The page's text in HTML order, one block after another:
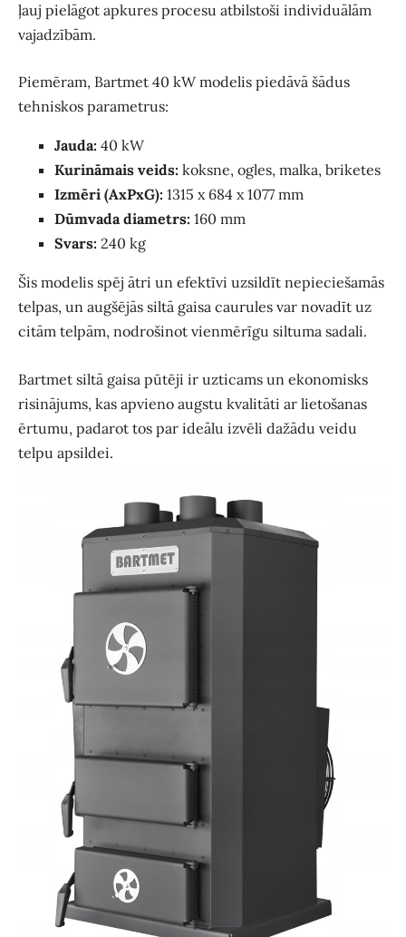
ļauj pielāgot apkures procesu atbilstoši individuālām
vajadzībām.
Piemēram, Bartmet 40 kW modelis piedāvā šādus
tehniskos parametrus:
Jauda: 40 kW
Kurināmais veids: koksne, ogles, malka, briketes
Izmēri (AxPxG): 1315 x 684 x 1077 mm
Dūmvada diametrs: 160 mm
Svars: 240 kg
Šis modelis spēj ātri un efektīvi uzsildīt nepieciešamās
telpas, un augšējās siltā gaisa caurules var novadīt uz
citām telpām, nodrošinot vienmērīgu siltuma sadali.
Bartmet siltā gaisa pūtēji ir uzticams un ekonomisks
risinājums, kas apvieno augstu kvalitāti ar lietošanas
ērtumu, padarot tos par ideālu izvēli dažādu veidu
telpu apsildei.